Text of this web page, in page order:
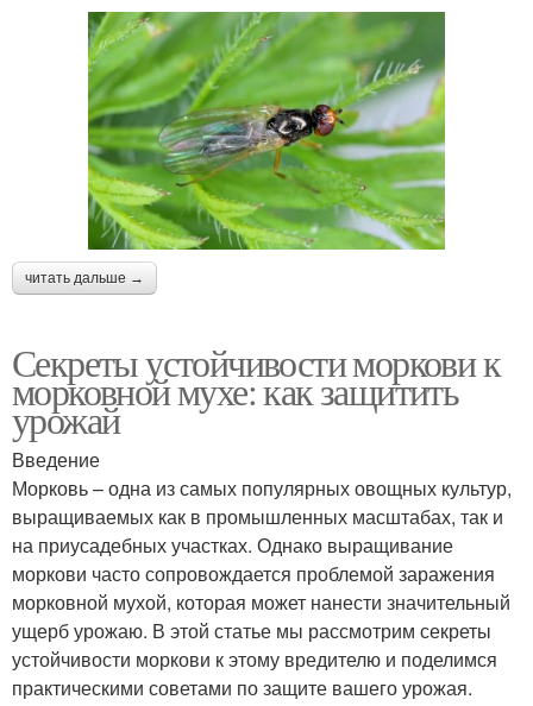
читать дальше →
Секреты устойчивости моркови к
морковной мухе: как защитить
урожай
Введение
Морковь – одна из самых популярных овощных культур,
выращиваемых как в промышленных масштабах, так и
на приусадебных участках. Однако выращивание
моркови часто сопровождается проблемой заражения
морковной мухой, которая может нанести значительный
ущерб урожаю. В этой статье мы рассмотрим секреты
устойчивости моркови к этому вредителю и поделимся
практическими советами по защите вашего урожая.